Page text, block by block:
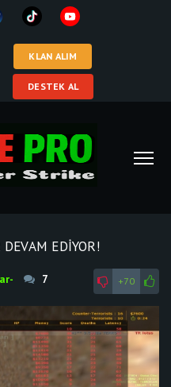
KLAN ALIM
DESTEK AL
EDİYOR!
7 +70